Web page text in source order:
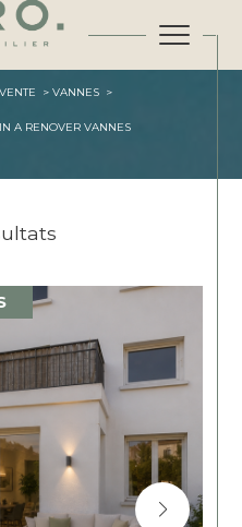
VENTE
VANNES
A RENOVER VANNES